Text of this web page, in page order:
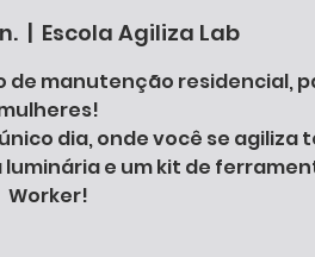
  |
Escola Agiliza Lab
de manutenção residencial,
dia, onde você se agiliza
e um kit de
Worker!